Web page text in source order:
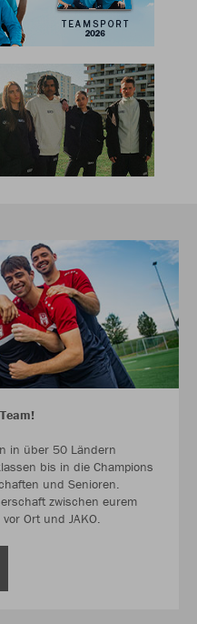
in über 50 Ländern
bis in die Champions
und Senioren.
zwischen eurem
Ort und JAKO.